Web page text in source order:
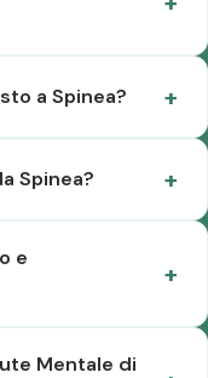
a Spinea?
Spinea?
e
Mentale di